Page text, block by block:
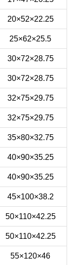
20×52×22.25
25×62×25.5
30×72×28.75
30×72×28.75
32×75×29.75
32×75×29.75
35×80×32.75
40×90×35.25
40×90×35.25
45×100×38.2
50×110×42.25
50×110×42.25
55×120×46